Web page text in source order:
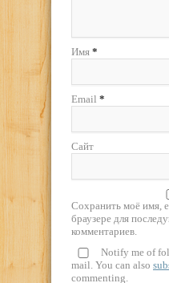
Имя *
Email *
Сайт
Сохранить моё имя,
браузере для
комментариев.
Notify me of
mail. You can also
commenting.